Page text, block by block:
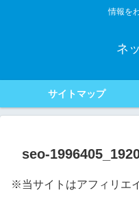
情報を
ネ
サイトマップ
seo-
※当サイトはアフィリエ